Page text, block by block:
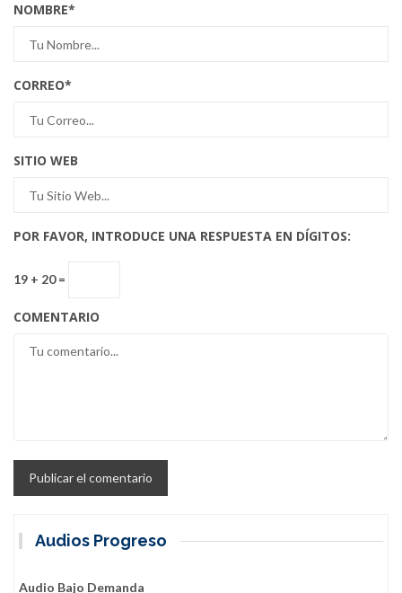
NOMBRE*
CORREO*
SITIO WEB
POR FAVOR, INTRODUCE UNA RESPUESTA EN DÍGITOS:
19 + 20 =
COMENTARIO
Audios Progreso
Audio Bajo Demanda